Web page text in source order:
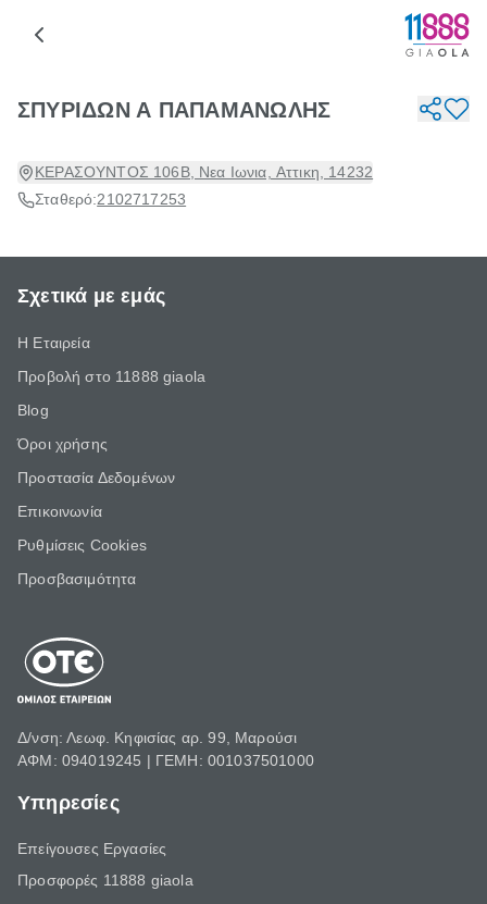
ΣΠΥΡΙΔΩΝ Α ΠΑΠΑΜΑΝΩΛΗΣ
ΚΕΡΑΣΟΥΝΤΟΣ 106Β, Νεα Ιωνια, Αττικη, 14232
Σταθερό:2102717253
Σχετικά με εμάς
Η Εταιρεία
Προβολή στο 11888 giaola
Blog
Όροι χρήσης
Προστασία Δεδομένων
Επικοινωνία
Ρυθμίσεις Cookies
Προσβασιμότητα
Δ/νση: Λεωφ. Κηφισίας αρ. 99, Μαρούσι
ΑΦΜ: 094019245 | ΓΕΜΗ: 001037501000
Υπηρεσίες
Επείγουσες Εργασίες
Προσφορές 11888 giaola